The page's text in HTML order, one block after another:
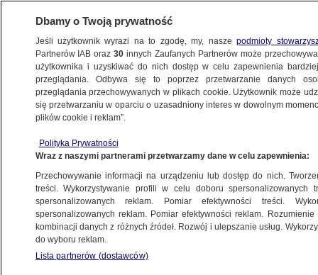
BIAŁYSTOK
i zaśpiewali przed kliniką dziecięcej
onkologii
26.05.2021, 14:50
Udostępnij
Dbamy o Twoją prywatność
Jeśli użytkownik wyrazi na to zgodę, my, naszepodmioty
Partnerów IAB oraz30 innych Zaufanych Partnerów może
użytkownika i uzyskiwać do nich dostęp w celu zapewnienia
przeglądania. Odbywa się to poprzez przetwarzanie danych
przeglądania przechowywanych w plikach cookie. Użytkownik może
się przetwarzaniu w oparciu o uzasadniony interes w dowolnym
plików cookie i reklam”.
Polityka Prywatności
Wraz z naszymi partnerami przetwarzamy dane w celu zapewnienia:
Przechowywanie informacji na urządzeniu lub dostęp do nich.
treści. Wykorzystywanie profili w celu doboru spersonalizowanych
spersonalizowanych reklam. Pomiar efektywności treści.
spersonalizowanych reklam. Pomiar efektywności reklam.
kombinacji danych z różnych źródeł. Rozwój i ulepszanie usług.
do wyboru reklam.
Lista partnerów (dostawców)